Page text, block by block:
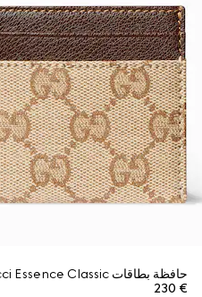
حافظة بطاقات Gucci Essence Classic
€ 230